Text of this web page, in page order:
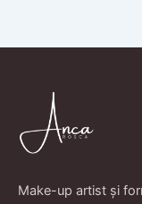
Make-up artist și